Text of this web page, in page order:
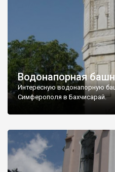
Водонапорная
Интересную водонапорную
Симферополя в Бахчисарай.